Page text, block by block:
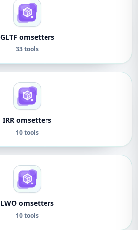
GLTF omsetters
33 tools
IRR omsetters
10 tools
LWO omsetters
10 tools